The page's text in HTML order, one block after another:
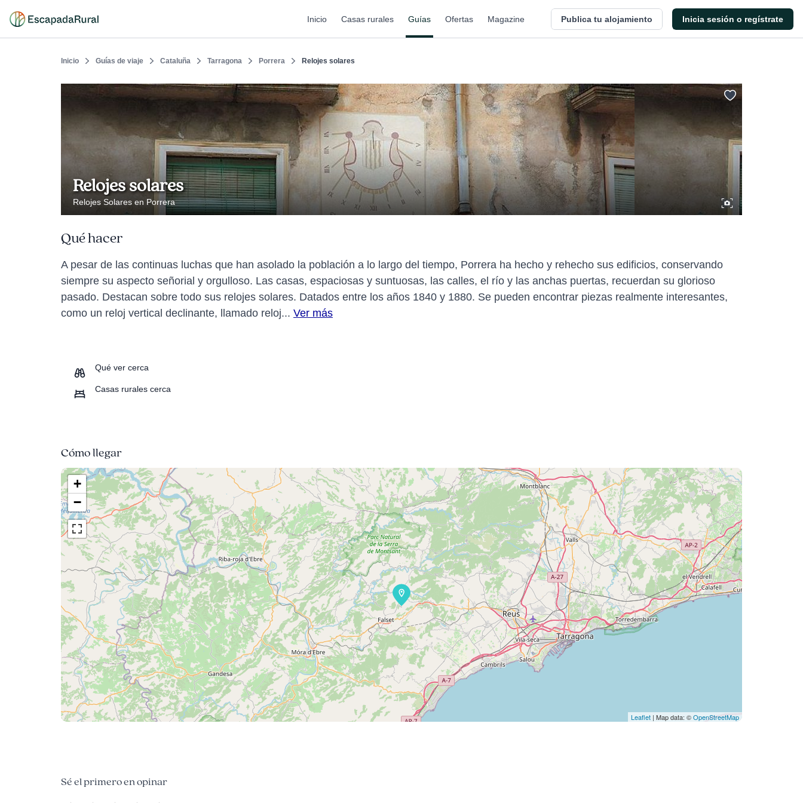
Inicio Casas rurales Guías Ofertas Magazine Publica tu alojamiento Inicia sesión o regístrate
Inicio Guías de viaje Cataluña Tarragona Porrera Relojes solares
Relojes solares
Relojes Solares en Porrera
Qué hacer
A pesar de las continuas luchas que han asolado la población a lo largo del tiempo, Porrera ha hecho y rehecho sus edificios, conservando
siempre su aspecto señorial y orgulloso. Las casas, espaciosas y suntuosas, las calles, el río y las anchas puertas, recuerdan su glorioso
pasado. Destacan sobre todo sus relojes solares. Datados entre los años 1840 y 1880. Se pueden encontrar piezas realmente interesantes,
como un reloj vertical declinante, llamado reloj... Ver más
Qué ver cerca
Casas rurales cerca
Cómo llegar
+
−
Leaflet | Map data: ©OpenStreetMap
Sé el primero en opinar